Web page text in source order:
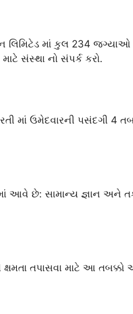
લિમિટેડ માં કુલ 234
સંસ્થા નો સંપર્ક કરો.
માં ઉમેદવારની પસંદગી 4
આવે છે: સામાન્ય જ્ઞાન અને
તપાસવા માટે આ તબક્કો